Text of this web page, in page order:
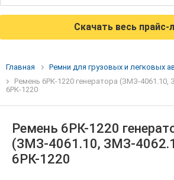
Скачать весь прайс-
Главная
Ремни для грузовых и легковых
Ремень 6РК-1220 генератора (ЗМЗ-4061.10,
6РК-1220
Ремень 6РК-1220
(ЗМЗ-4061.10, ЗМЗ-
6РК-1220